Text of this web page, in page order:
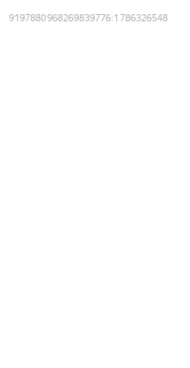
9197880968269839776:1786326548